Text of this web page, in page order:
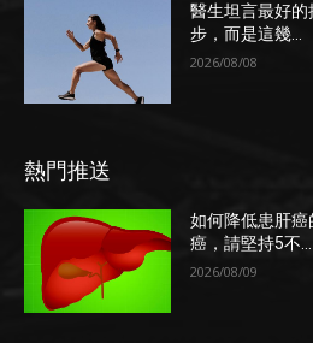
醫生坦言最好
步，而是這幾...
2026/08/08
熱門推送
如何降低患肝
癌，請堅持5不...
2026/08/09